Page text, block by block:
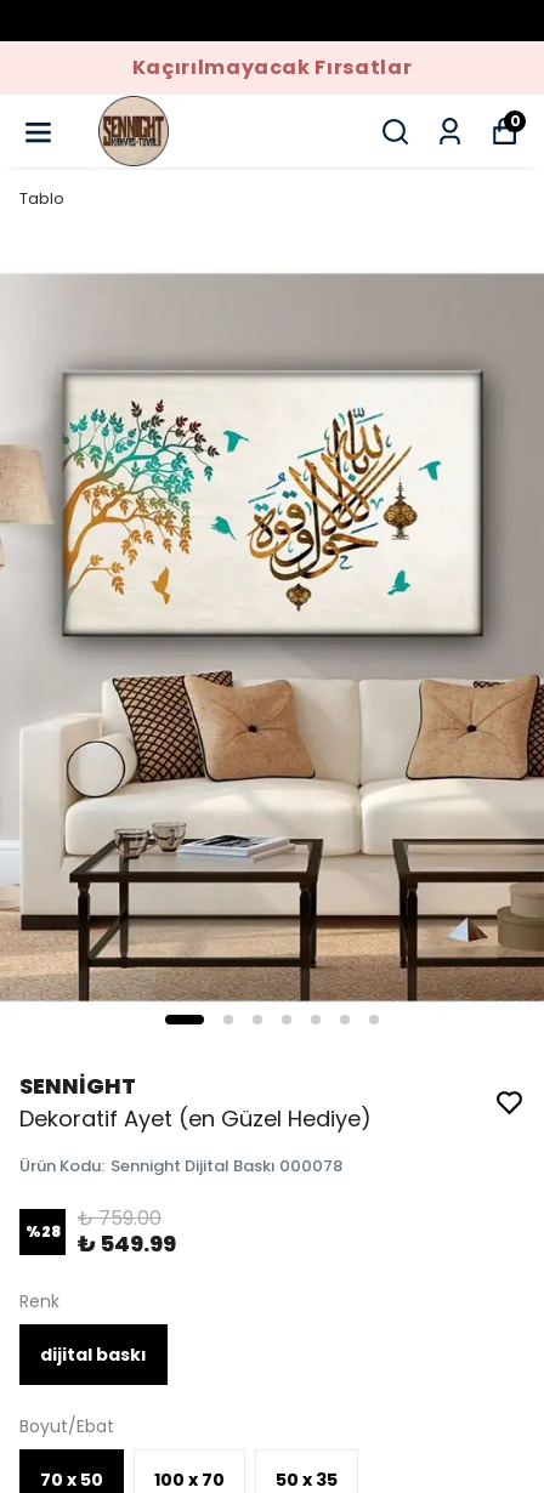
Kaçırılmayacak Fırsatlar
0
Tablo
SENNİGHT
Dekoratif Ayet (en Güzel Hediye)
Ürün Kodu: Sennight Dijital Baskı 000078
%28 ₺ 759.00
₺ 549.99
Renk
dijital baskı
Boyut/Ebat
70 x 50 100 x 70 50 x 35